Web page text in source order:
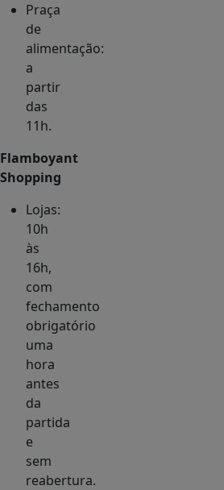
Praça
de
alimentação:
a
partir
das
11h.
Flamboyant
Shopping
Lojas:
10h
às
16h,
com
fechamento
obrigatório
uma
hora
antes
da
partida
e
sem
reabertura.